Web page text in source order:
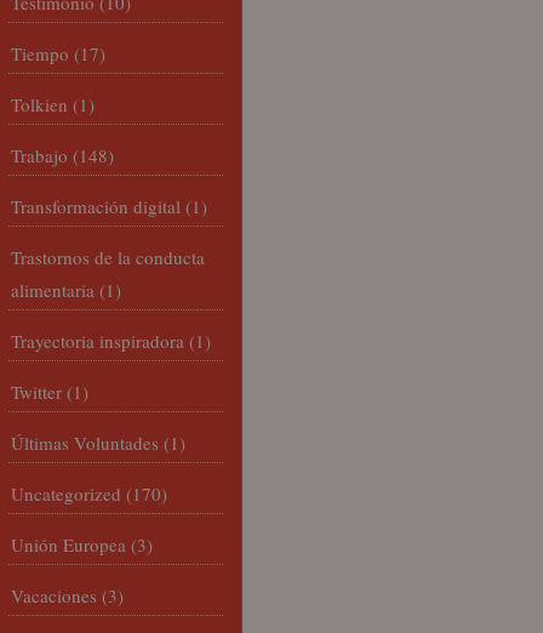
Tiempo (17)
Tolkien (1)
Trabajo (148)
Transformación digital (1)
Trastornos de la conducta
alimentaria (1)
Trayectoria inspiradora (1)
Twitter (1)
Últimas Voluntades (1)
Uncategorized (170)
Unión Europea (3)
Vacaciones (3)